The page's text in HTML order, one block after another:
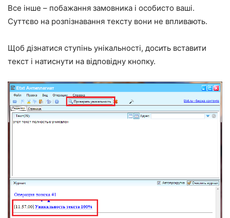
Все інше – побажання замовника і особисто ваші.
Суттєво на розпізнавання тексту вони не впливають.
Щоб дізнатися ступінь унікальності, досить вставити
текст і натиснути на відповідну кнопку.